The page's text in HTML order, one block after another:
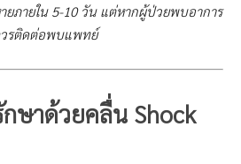
ยภายใน 5-10 วัน แต่หากผู้ป่วยพบอาการ
วรติดต่อพบแพทย์
ษาด้วยคลื่น Shock